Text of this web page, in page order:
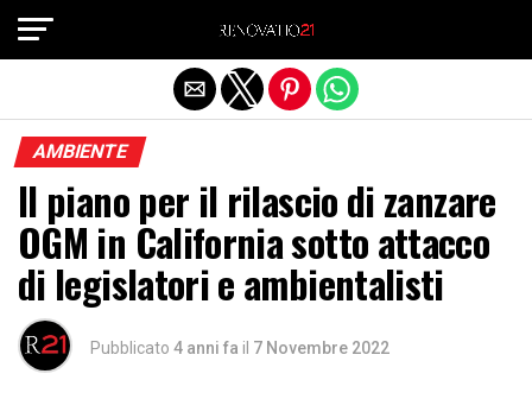
AMBIENTE
Il piano per il rilascio di zanzare
OGM in California sotto attacco
di legislatori e ambientalisti
Pubblicato 4 anni fa il 7 Novembre 2022
Exit mobile version